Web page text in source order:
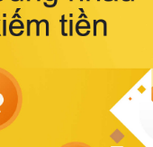
Bên cạnh đó, việc lựa
sản phẩm đạt chuẩn chất
tế còn giúp ngăn ngừa
khuẩn và nấm mốc trong
thời tiết nóng ẩm. Bạn có
thêm các nghiên cứu
động của giấc ngủ và môi
phòng ngủ đối với sức